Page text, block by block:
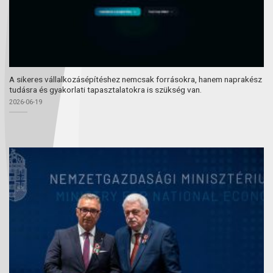
A sikeres vállalkozásépítéshez nemcsak forrásokra, hanem naprakész
tudásra és gyakorlati tapasztalatokra is szükség van.
2026-06-19